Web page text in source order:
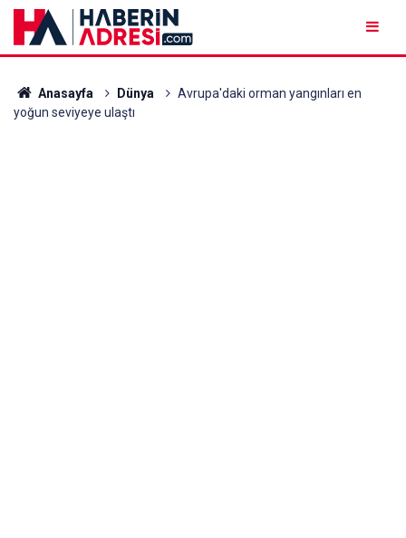
Anasayfa Dünya
Avrupa'daki orman yangınları en
yoğun seviyeye ulaştı